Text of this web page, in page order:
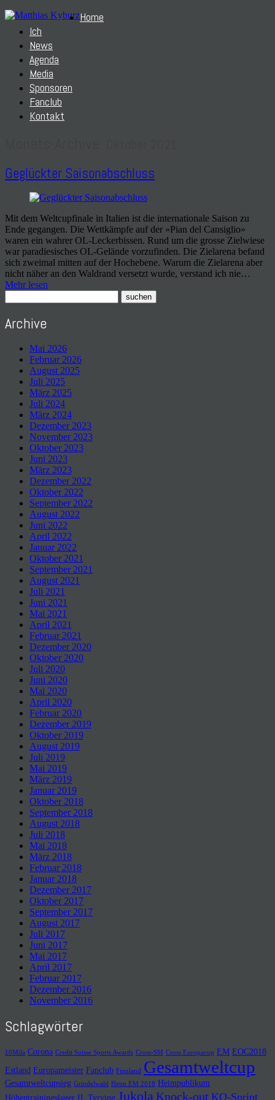
Home
Ich
News
Agenda
Media
Sponsoren
Fanclub
Kontakt
Geglückter Saisonabschluss
Mit dem Weltcupfinale in Italien ist die internationale Saison zu
Ende gegangen. Die Wettkämpfe auf der «Pian del Cansiglio»
waren ein wahrer OL-Leckerbissen. Rund um die grosse Zielwiese
war paradiesisches OL-Gelände vorzufinden. Die Zielarena befand
sich zweimal mitten auf der Hochebene. Warum die Zielarena aber
nicht näher an den Waldrand versetzt wurde, verstand ich nie…
Mehr lesen
Archive
Mai 2026
Februar 2026
August 2025
Juli 2025
März 2025
Juli 2024
März 2024
Dezember 2023
November 2023
Oktober 2023
Juni 2023
März 2023
Dezember 2022
Oktober 2022
September 2022
August 2022
Juni 2022
April 2022
Januar 2022
Oktober 2021
September 2021
August 2021
Juli 2021
Juni 2021
Mai 2021
April 2021
Februar 2021
Dezember 2020
Oktober 2020
Juli 2020
Juni 2020
Mai 2020
April 2020
Februar 2020
Dezember 2019
Oktober 2019
August 2019
Juli 2019
Mai 2019
März 2019
Januar 2019
Oktober 2018
September 2018
August 2018
Juli 2018
Mai 2018
März 2018
Februar 2018
Januar 2018
Dezember 2017
Oktober 2017
September 2017
August 2017
Juli 2017
Juni 2017
Mai 2017
April 2017
Februar 2017
Dezember 2016
November 2016
Schlagwörter
10Mila Corona Credit Suisse Sports Awards Cross-SM Cross Europacup EM EOC2018
Estland Europameister Fanclub Finnland Gesamtweltcup
Gesamtweltcupsieg Grindelwald Heim EM 2018 Heimpublikum
Höhentrainingslager IL Tyrving Jukola Knock-out KO-Sprint